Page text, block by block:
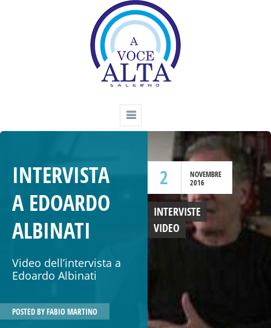
2
NOVEMBRE
2016
INTERVISTA
A EDOARDO
ALBINATI
INTERVISTE
VIDEO
Video dell’intervista a
Edoardo Albinati
POSTED BYFABIO MARTINO